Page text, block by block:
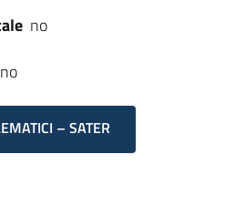
no
no
– SATER